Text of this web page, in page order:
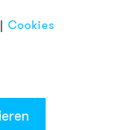
| Cookies